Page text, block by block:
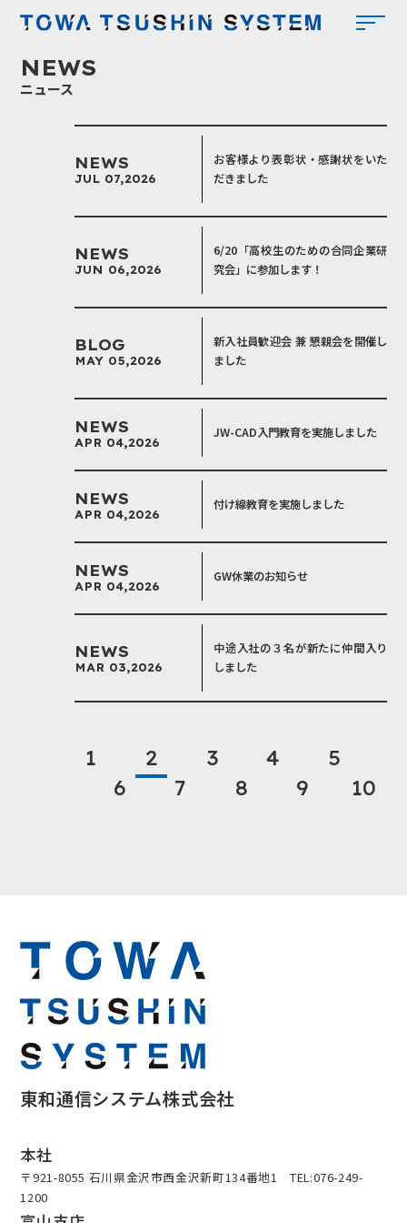
NEWS
ニュース
NEWS
JUL 07,2026
お客様より表彰状・感謝状をいた
だきました
NEWS
JUN 06,2026
6/20「高校生のための合同企業研
究会」に参加します！
BLOG
MAY 05,2026
新入社員歓迎会 兼 懇親会を開催し
ました
NEWS
APR 04,2026
JW-CAD入門教育を実施しました
NEWS
APR 04,2026
付け線教育を実施しました
NEWS
APR 04,2026
GW休業のお知らせ
NEWS
MAR 03,2026
中途入社の３名が新たに仲間入り
しました
1 2 3 4
5
6
7 8 9 10
東和通信システム株式会社
本社
〒921-8055 石川県金沢市西金沢新町134番地1 TEL:076-249-
1200